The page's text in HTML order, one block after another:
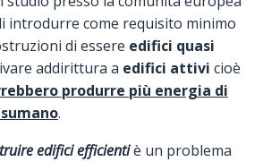
introdurre come requisito minimo
di essere edifici quasi
addirittura a edifici attivi cioè
produrre più energia di
.
edifici efficientiè un problema